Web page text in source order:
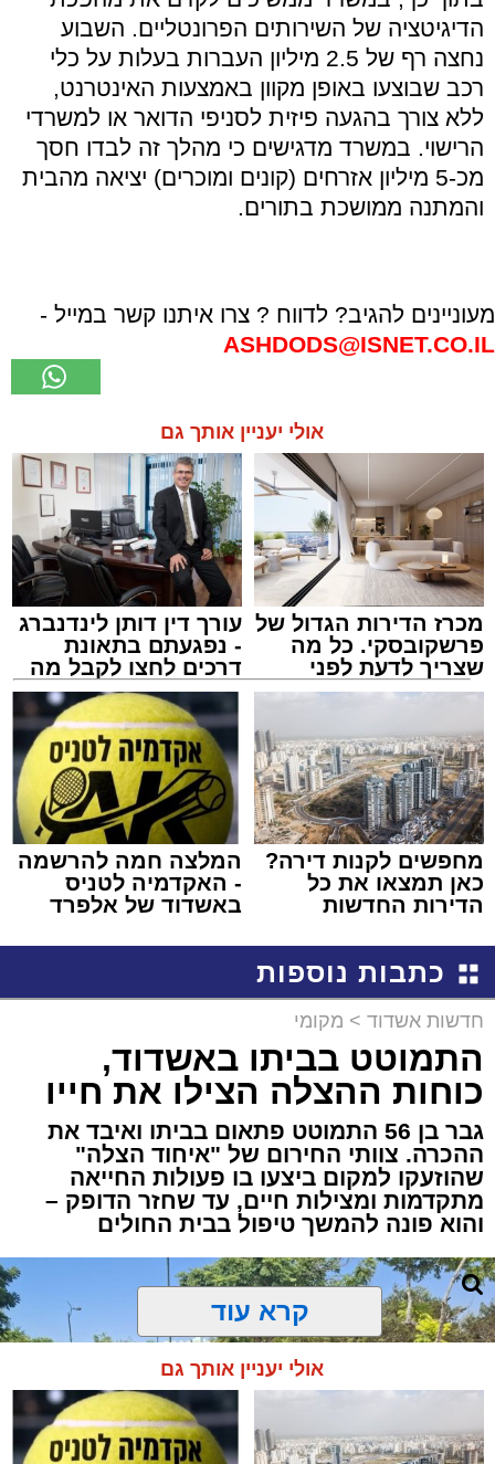
הדיגיטציה של השירותים הפרונטליים. השבוע
נחצה רף של 2.5 מיליון העברות בעלות על כלי
רכב שבוצעו באופן מקוון באמצעות האינטרנט,
ללא צורך בהגעה פיזית לסניפי הדואר או למשרדי
הרישוי. במשרד מדגישים כי מהלך זה לבדו חסך
מכ-5 מיליון אזרחים (קונים ומוכרים) יציאה מהבית
והמתנה ממושכת בתורים.
מעוניינים להגיב? לדווח ? צרו איתנו קשר במייל -
ASHDODS@ISNET.CO.IL
אולי יעניין אותך גם
מכרז הדירות הגדול של
פרשקובסקי. כל מה
שצריך לדעת לפני
שמגישים הצעה לדירה
עורך דין דותן לינדנברג
- נפגעתם בתאונת
דרכים לחצו לקבל מה
שמגיע לכם
מחפשים לקנות דירה?
כאן תמצאו את כל
הדירות החדשות
המלצה חמה להרשמה
- האקדמיה לטניס
באשדוד של אלפרד
כתבות נוספות
חדשות אשדוד > מקומי
התמוטט בביתו באשדוד,
כוחות ההצלה הצילו את חייו
גבר בן 56 התמוטט פתאום בביתו ואיבד את
ההכרה. צוותי החירום של "איחוד הצלה"
שהוזעקו למקום ביצעו בו פעולות החייאה
מתקדמות ומצילות חיים, עד שחזר הדופק –
והוא פונה להמשך טיפול בבית החולים
קרא עוד
אולי יעניין אותך גם